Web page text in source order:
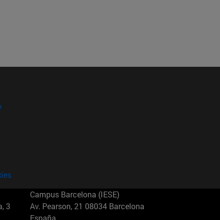
3
Campus Barcelona (IESE)
Av. Pearson, 21 08034 Barcelona
España